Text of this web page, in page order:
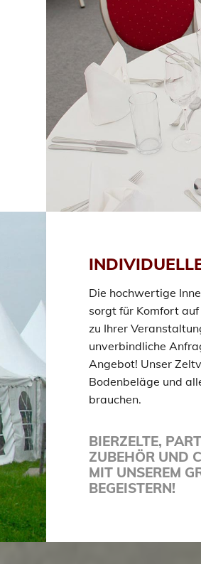
Die hochwertige
sorgt für Komfort
zu Ihrer
unverbindliche
Angebot! Unser
Bodenbeläge und
brauchen.
BIERZELTE,
ZUBEHÖR UND
MIT UNSEREM
EGEISTERN!